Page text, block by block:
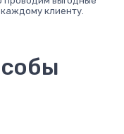
клиенту.